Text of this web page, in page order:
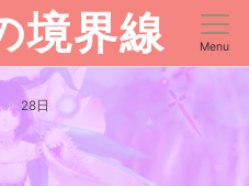
境界線 Menu
28日